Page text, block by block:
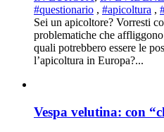
#questionario , #apicoltura ,
Sei un apicoltore? Vorresti
problematiche che
quali potrebbero essere le
l’apicoltura in Europa?...
Vespa velutina: con